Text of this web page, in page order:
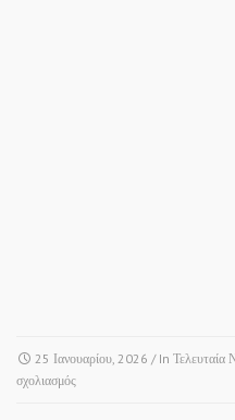
25 Ιανουαρίου, 2026 / In Τελευταία
σχολιασμόςστο